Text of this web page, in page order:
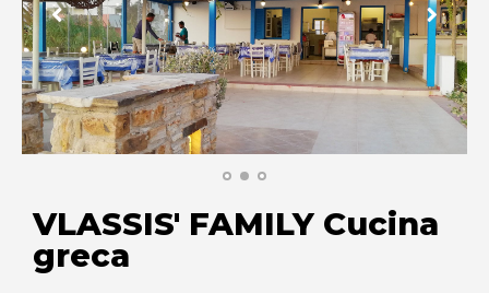
VLASSIS' FAMILY Cucina
greca